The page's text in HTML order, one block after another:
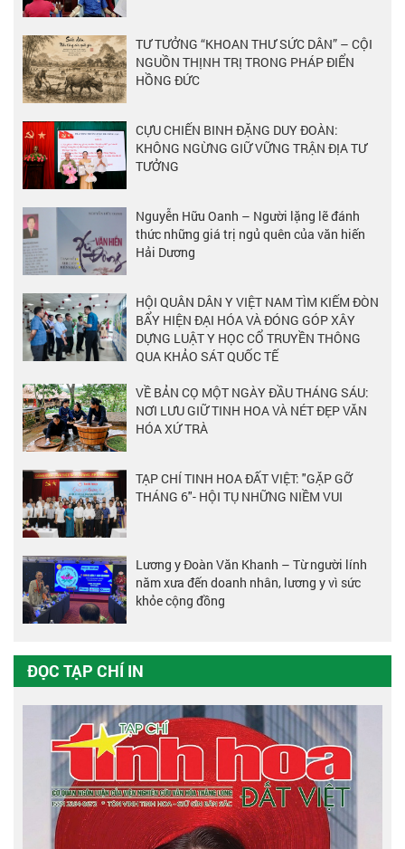
TƯ TƯỞNG “KHOAN THƯ SỨC DÂN” – CỘI
NGUỒN THỊNH TRỊ TRONG PHÁP ĐIỂN
HỒNG ĐỨC
CỰU CHIẾN BINH ĐẶNG DUY ĐOÀN:
KHÔNG NGỪNG GIỮ VỮNG TRẬN ĐỊA TƯ
TƯỞNG
Nguyễn Hữu Oanh – Người lặng lẽ đánh
thức những giá trị ngủ quên của văn hiến
Hải Dương
HỘI QUÂN DÂN Y VIỆT NAM TÌM KIẾM ĐÒN
BẨY HIỆN ĐẠI HÓA VÀ ĐÓNG GÓP XÂY
DỰNG LUẬT Y HỌC CỔ TRUYỀN THÔNG
QUA KHẢO SÁT QUỐC TẾ
VỀ BẢN CỌ MỘT NGÀY ĐẦU THÁNG SÁU:
NƠI LƯU GIỮ TINH HOA VÀ NÉT ĐẸP VĂN
HÓA XỨ TRÀ
TẠP CHÍ TINH HOA ĐẤT VIỆT: "GẶP GỠ
THÁNG 6"- HỘI TỤ NHỮNG NIỀM VUI
Lương y Đoàn Văn Khanh – Từ người lính
năm xưa đến doanh nhân, lương y vì sức
khỏe cộng đồng
ĐỌC TẠP CHÍ IN